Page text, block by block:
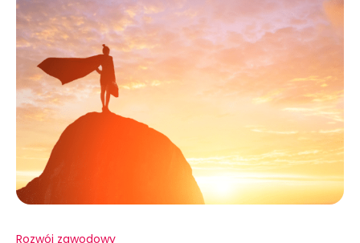
Rozwój zawodowy